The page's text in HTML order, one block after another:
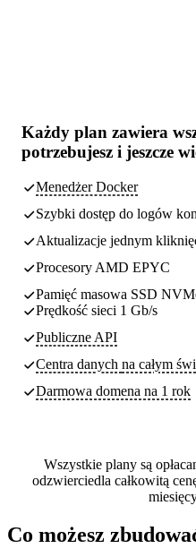
Każdy plan zawiera
potrzebujesz i jeszcze
Menedżer Docker
Szybki dostęp do logów
Aktualizacje jednym
Procesory AMD EPYC
Pamięć masowa SSD
Prędkość sieci 1 Gb/s
Publiczne API
Centra danych na całym
Darmowa domena na 1 rok
Wszystkie plany są
odzwierciedla całkowitą
Co możesz